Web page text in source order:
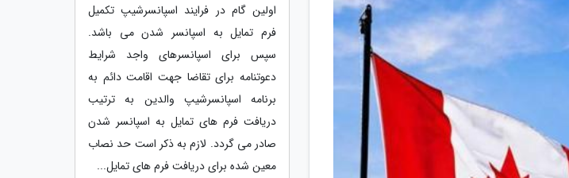
اولین گام در فرایند اسپانسرشیپ تکمیل
فرم تمایل به اسپانسر شدن می باشد.
سپس برای اسپانسرهای واجد شرایط
دعوتنامه برای تقاضا جهت اقامت دائم به
برنامه اسپانسرشیپ والدین به ترتیب
دریافت فرم های تمایل به اسپانسر شدن
صادر می گردد. لازم به ذکر است حد نصاب
معین شده برای دریافت فرم های تمایل...